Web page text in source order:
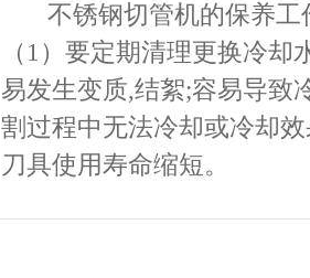
不锈钢切管机的保养
（1）要定期清理更换冷
易发生变质,结絮;容易导致
割过程中无法冷却或冷却
刀具使用寿命缩短。